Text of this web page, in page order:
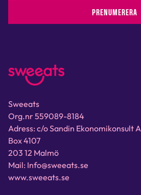
PRENUMERERA
Sweeats
Org.nr 559089-8184
Adress: c/o Sandin Ekonomikonsult
Box 4107
203 12 Malmö
Mail: Info@sweeats.se
www.sweeats.se